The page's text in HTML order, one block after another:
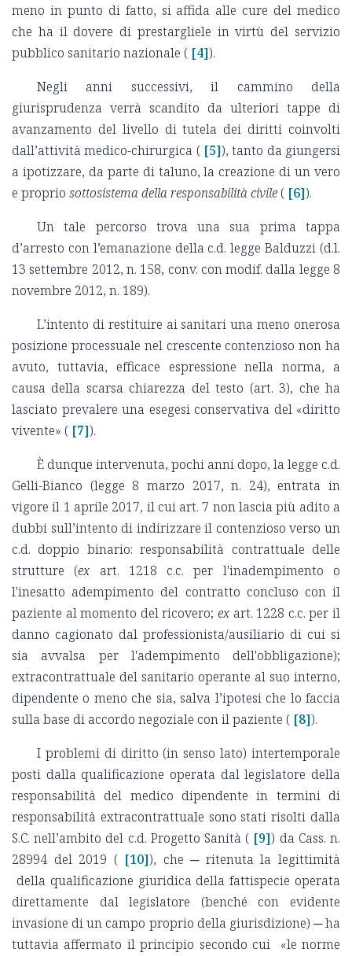
meno in punto di fatto, si affida alle cure del medico
che ha il dovere di prestargliele in virtù del servizio
pubblico sanitario nazionale ( [4]).
Negli anni successivi, il cammino della
giurisprudenza verrà scandito da ulteriori tappe di
avanzamento del livello di tutela dei diritti coinvolti
dall’attività medico-chirurgica ( [5]), tanto da giungersi
a ipotizzare, da parte di taluno, la creazione di un vero
e proprio sottosistema della responsabilità civile ( [6]).
Un tale percorso trova una sua prima tappa
d’arresto con l’emanazione della c.d. legge Balduzzi (d.l.
13 settembre 2012, n. 158, conv. con modif. dalla legge 8
novembre 2012, n. 189).
L’intento di restituire ai sanitari una meno onerosa
posizione processuale nel crescente contenzioso non ha
avuto, tuttavia, efficace espressione nella norma, a
causa della scarsa chiarezza del testo (art. 3), che ha
lasciato prevalere una esegesi conservativa del «diritto
vivente» ( [7]).
È dunque intervenuta, pochi anni dopo, la legge c.d.
Gelli-Bianco (legge 8 marzo 2017, n. 24), entrata in
vigore il 1 aprile 2017, il cui art. 7 non lascia più adito a
dubbi sull’intento di indirizzare il contenzioso verso un
c.d. doppio binario: responsabilità contrattuale delle
strutture (exart. 1218 c.c. per l'inadempimento o
l'inesatto adempimento del contratto concluso con il
paziente al momento del ricovero; exart. 1228 c.c. per il
danno cagionato dal professionista/ausiliario di cui si
sia avvalsa per l'adempimento dell'obbligazione);
extracontrattuale del sanitario operante al suo interno,
dipendente o meno che sia, salva l’ipotesi che lo faccia
sulla base di accordo negoziale con il paziente ( [8]).
I problemi di diritto (in senso lato) intertemporale
posti dalla qualificazione operata dal legislatore della
responsabilità del medico dipendente in termini di
responsabilità extracontrattuale sono stati risolti dalla
S.C. nell’ambito del c.d. Progetto Sanità ( [9]) da Cass. n.
28994 del 2019 ( [10]), che ─ ritenuta la legittimità
della qualificazione giuridica della fattispecie operata
direttamente dal legislatore (benché con evidente
invasione di un campo proprio della giurisdizione) ─ ha
tuttavia affermato il principio secondo cui «le norme